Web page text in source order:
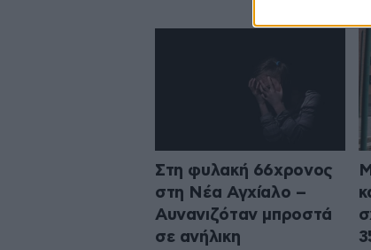
Στη φυλακή 66χρονος
στη Νέα Αγχίαλο –
Αυνανιζόταν μπροστά
σε ανήλικη